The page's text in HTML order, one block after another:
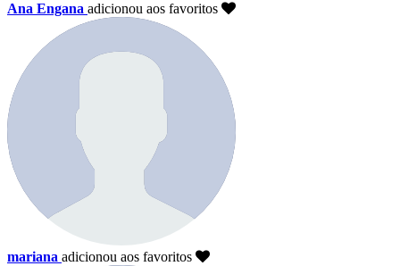
Ana Engana adicionou aos favoritos
mariana adicionou aos favoritos